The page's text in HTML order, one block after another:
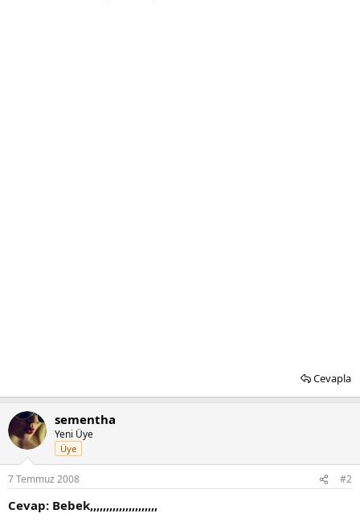
Cevapla
sementha
Yeni Üye
Üye
7 Temmuz 2008 #2
Cevap: Bebek,,,,,,,,,,,,,,,,,,,,,